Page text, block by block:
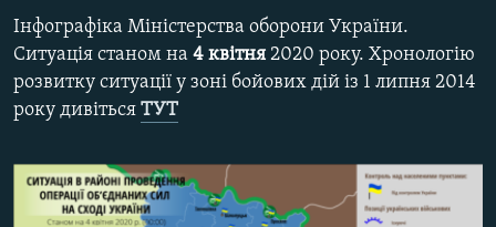
пошуку
СПОРТ
УКРАЇНА
ТИ ЯК?
СХЕМИ
КИТАЙ.ВИКЛИКИ
МУЛЬТИМЕДІА
ФОТО
Інфографіка Міністерства оборони України.
Ситуація станом на 4 квітня 2020 року. Хронологію
розвитку ситуації у зоні бойових дій із 1 липня 2014
року дивіться ТУТ